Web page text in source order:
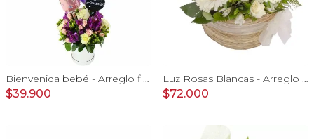
$39.900 $72.000